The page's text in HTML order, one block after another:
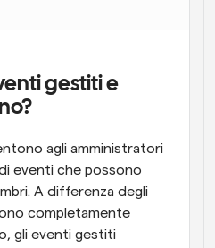
gestiti e
agli amministratori
eventi che possono
A differenza degli
completamente
gli eventi gestiti